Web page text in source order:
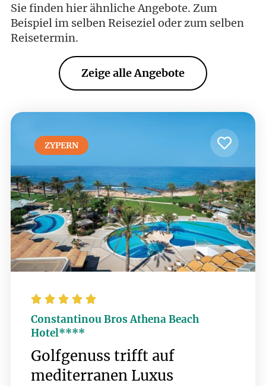
Sie finden hier ähnliche Angebote. Zum
Beispiel im selben Reiseziel oder zum selben
Reisetermin.
Zeige alle Angebote
ZYPERN
    
Constantinou Bros Athena Beach
Hotel****
Golfgenuss trifft auf
mediterranen Luxus